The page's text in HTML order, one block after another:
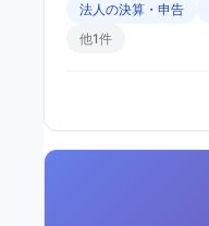
法人の決算・申告
他1件